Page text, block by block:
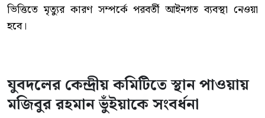
ভিত্তিতে মৃত্যুর কারণ সম্পর্কে পরবর্তী আইনগত ব্যবস্থা নেওয়া
হবে।
যুবদলের কেন্দ্রীয় কমিটিতে স্থান পাওয়ায়
মজিবুর রহমান ভুঁইয়াকে সংবর্ধনা